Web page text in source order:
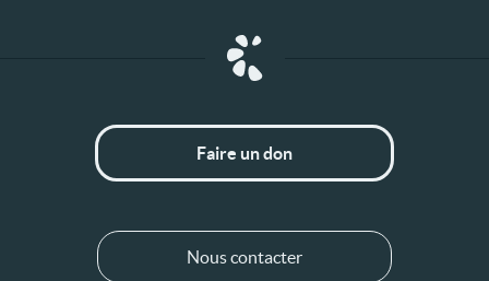
Faire un don
Nous contacter